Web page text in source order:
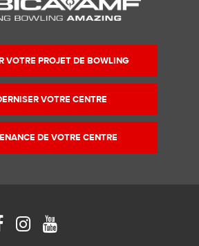
VOTRE PROJET DE BOWLING
VOTRE CENTRE
DE VOTRE CENTRE
FacebookInstagram